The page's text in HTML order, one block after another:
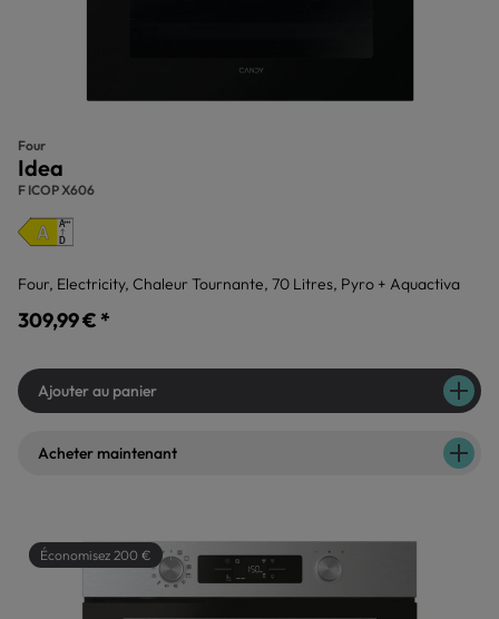
Four
Idea
F ICOP X606
Four, Electricity, Chaleur Tournante, 70 Litres, Pyro + Aquactiva
309,99 € *
Ajouter au panier
Acheter maintenant
Économisez 200 €